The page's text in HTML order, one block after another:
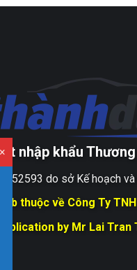
nhập khẩu
do sở Kế hoạch
thuộc về Công Ty
by Mr Lai
×